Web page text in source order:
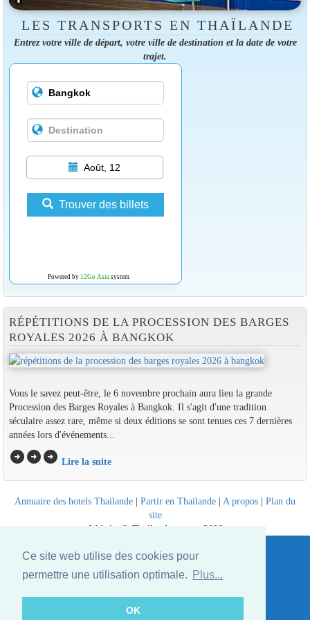
Ce site web utilise des cookies pour
permettre une utilisation optimale.
Plus...
OK
LES TRANSPORTS EN THAÏLANDE
Entrez votre ville de départ, votre ville de destination et la date de votre
trajet.
Août, 12
Trouver des billets
Powered by 12Go Asiasystem
RÉPÉTITIONS DE LA PROCESSION DES BARGES
ROYALES 2026 À BANGKOK
Vous le savez peut-être, le 6 novembre prochain aura lieu la grande
Procession des Barges Royales à Bangkok. Il s'agit d'une tradition
séculaire assez rare, même si deux éditions se sont tenues ces 7 dernières
années lors d'événements...
arrow_circle_rightarrow_circle_rightarrow_circle_right Lire la suite
Annuaire des hotels Thailande | Partir en Thailande | A propos | Plan du
site
Website © Thailandee.com - 2026